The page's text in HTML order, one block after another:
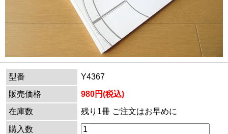
型番
Y4367
販売価格
980円(税込)
在庫数
残り1冊 ご注文はお早めに
購入数